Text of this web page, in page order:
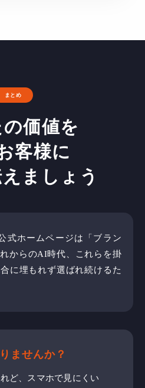
まとめ
価値を
客様に
ましょう
式ホームページは「ブラン
れからのAI時代、これらを掛
に埋もれず選ばれ続けるた
ませんか？
ど、スマホで見にくい